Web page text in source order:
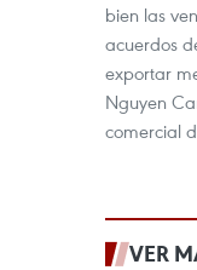
bien las
acuerdos
exportar
Nguyen
comercial
VER